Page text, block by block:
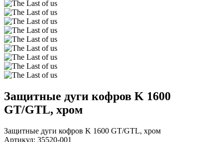
Защитные дуги кофров K 1600
GT/GTL, хром
Защитные дуги кофров K 1600 GT/GTL, хром
Артикул: 35520-001